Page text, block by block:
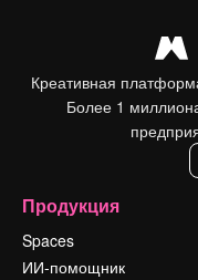
Креативная
Более 1
Продукция
Spaces
ИИ-помощник